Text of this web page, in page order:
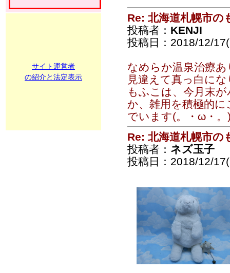
サイト運営者
の紹介と法定表示
Re: 北海道札幌市の
投稿者： KENJI
投稿日：2018/12/
なめらか温泉治療
見違えて真っ白に
もふこは、今月末
か、雑用を積極的
でいます(。・ω・。
Re: 北海道札幌市の
投稿者： ネズ玉子
投稿日：2018/12/